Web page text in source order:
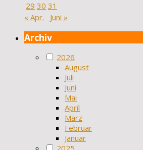
29 30 31
« Apr.
Juni »
Archiv
2026
August
Juli
Juni
Mai
April
März
Februar
Januar